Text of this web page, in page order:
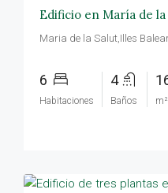
Edificio en María de
Maria de la Salut,Illes
6
Habitaciones
4
Baños m²